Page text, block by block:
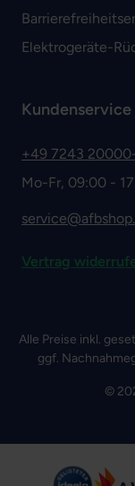
Elektrogeräte-
Kundenservice
+49 7243
Mo-Fr, 09:00 -
Vertrag
Alle Preise inkl.
ggf.
©